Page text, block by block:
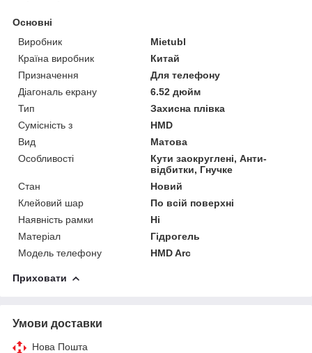
Основні
Виробник
Mietubl
Країна виробник
Китай
Призначення
Для телефону
Діагональ екрану
6.52 дюйм
Тип
Захисна плівка
Сумісність з
HMD
Вид
Матова
Особливості
Кути заокруглені, Анти-
відбитки, Гнучке
Стан
Новий
Клейовий шар
По всій поверхні
Наявність рамки
Ні
Матеріал
Гідрогель
Модель телефону
HMD Arc
Приховати
Умови доставки
Нова Пошта